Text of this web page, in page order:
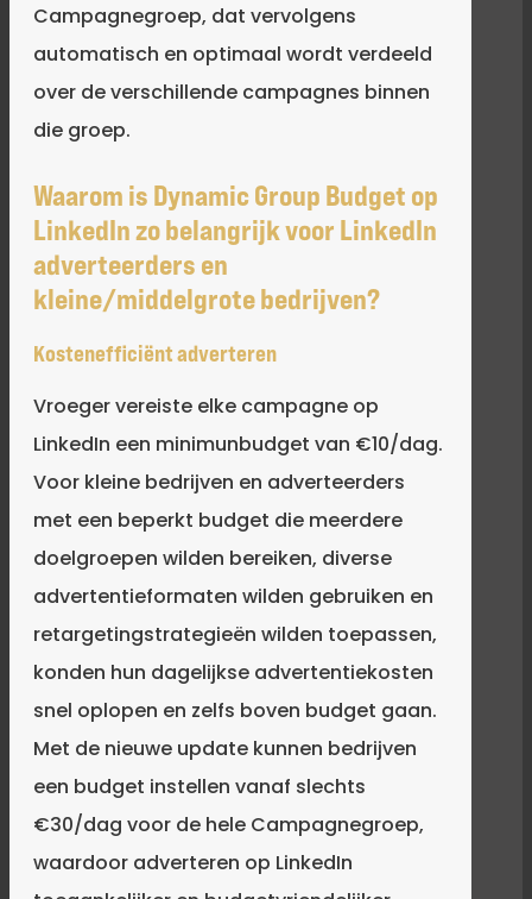
Campagnegroep, dat vervolgens
automatisch en optimaal wordt verdeeld
over de verschillende campagnes binnen
die groep.
Waarom is Dynamic Group Budget op
LinkedIn zo belangrijk voor LinkedIn
adverteerders en
kleine/middelgrote bedrijven?
Kostenefficiënt adverteren
Vroeger vereiste elke campagne op
LinkedIn een minimunbudget van €10/dag.
Voor kleine bedrijven en adverteerders
met een beperkt budget die meerdere
doelgroepen wilden bereiken, diverse
advertentieformaten wilden gebruiken en
retargetingstrategieën wilden toepassen,
konden hun dagelijkse advertentiekosten
snel oplopen en zelfs boven budget gaan.
Met de nieuwe update kunnen bedrijven
een budget instellen vanaf slechts
€30/dag voor de hele Campagnegroep,
waardoor adverteren op LinkedIn